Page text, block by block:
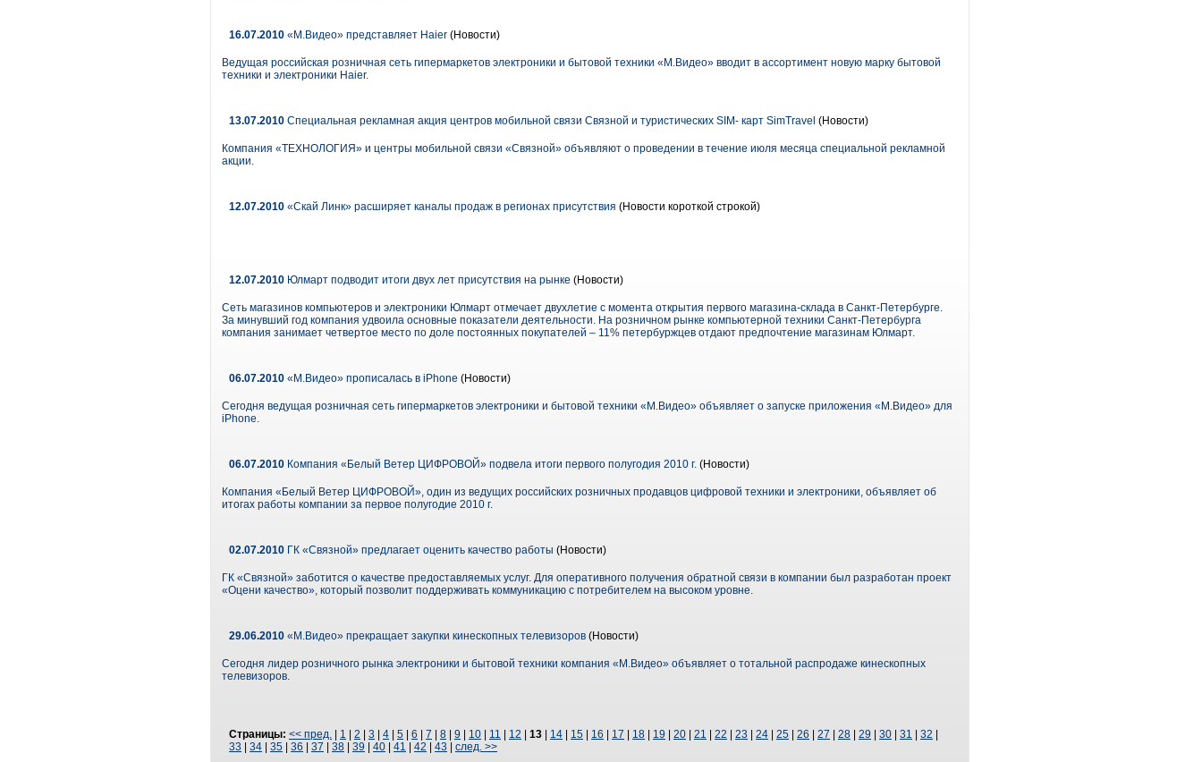
16.07.2010 «М.Видео» представляет Haier (Новости)
Ведущая российская розничная сеть гипермаркетов электроники и бытовой техники «М.Видео» вводит в ассортимент новую марку бытовой
техники и электроники Haier.
13.07.2010 Специальная рекламная акция центров мобильной связи Связной и туристических SIM- карт SimTravel (Новости)
Компания «ТЕХНОЛОГИЯ» и центры мобильной связи «Связной» объявляют о проведении в течение июля месяца специальной рекламной
акции.
12.07.2010 «Скай Линк» расширяет каналы продаж в регионах присутствия (Новости короткой строкой)
12.07.2010 Юлмарт подводит итоги двух лет присутствия на рынке (Новости)
Сеть магазинов компьютеров и электроники Юлмарт отмечает двухлетие с момента открытия первого магазина-склада в Санкт-Петербурге.
За минувший год компания удвоила основные показатели деятельности. На розничном рынке компьютерной техники Санкт-Петербурга
компания занимает четвертое место по доле постоянных покупателей – 11% петербуржцев отдают предпочтение магазинам Юлмарт.
06.07.2010 «М.Видео» прописалась в iPhone (Новости)
Сегодня ведущая розничная сеть гипермаркетов электроники и бытовой техники «М.Видео» объявляет о запуске приложения «М.Видео» для
iPhone.
06.07.2010 Компания «Белый Ветер ЦИФРОВОЙ» подвела итоги первого полугодия 2010 г. (Новости)
Компания «Белый Ветер ЦИФРОВОЙ», один из ведущих российских розничных продавцов цифровой техники и электроники, объявляет об
итогах работы компании за первое полугодие 2010 г.
02.07.2010 ГК «Связной» предлагает оценить качество работы (Новости)
ГК «Связной» заботится о качестве предоставляемых услуг. Для оперативного получения обратной связи в компании был разработан проект
«Оцени качество», который позволит поддерживать коммуникацию с потребителем на высоком уровне.
29.06.2010 «М.Видео» прекращает закупки кинескопных телевизоров (Новости)
Сегодня лидер розничного рынка электроники и бытовой техники компания «М.Видео» объявляет о тотальной распродаже кинескопных
телевизоров.
Страницы: << пред. 1 2 3 4 5 6 7 8 9 10 11 12 13 14 15 16 17 18 19 20 21 22 23 24 25 26 27 28 29 30 31 32
33
34 35 36 37 38 39 40 41 42 43 след. >>